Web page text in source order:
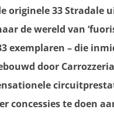
originele 33 Stradale
de wereld van
exemplaren – die
door
concessies te doen